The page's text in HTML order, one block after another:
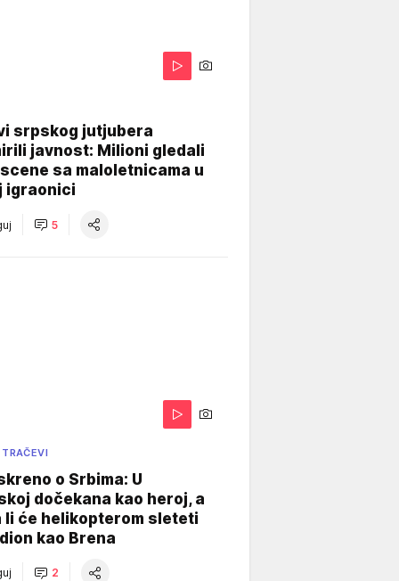
srpskog jutjubera
javnost: Milioni gledali
sa maloletnicama u
igraonici
5
o Srbima: U
dočekana kao heroj, a
li će helikopterom sleteti
kao Brena
2